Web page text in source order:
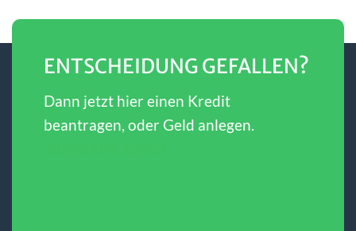
ENTSCHEIDUNG GEFALLEN?
Dann jetzt hier einen Kredit
beantragen, oder Geld anlegen.